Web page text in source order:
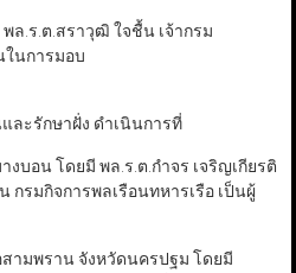
ล.ร.ต.สราวุฒิ ใจชื้น เจ้ากรม
ในการมอบ
ะรักษาฝั่ง ดำเนินการที่
บอน โดยมี พล.ร.ต.กำจร เจริญเกียรติ
กรมกิจการพลเรือนทหารเรือ เป็นผู้
สามพราน จังหวัดนครปฐม โดยมี